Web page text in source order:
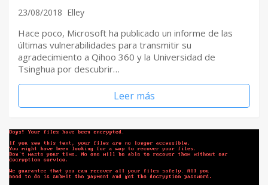
23/08/2018 Elley
Hace poco, Microsoft ha publicado un informe de las
últimas vulnerabilidades para transmitir su
agradecimiento a Qihoo 360 y la Universidad de
Tsinghua por descubrir…
Leer más